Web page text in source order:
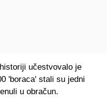
učestvovalo je
'boraca' stali su jedni
u obračun.